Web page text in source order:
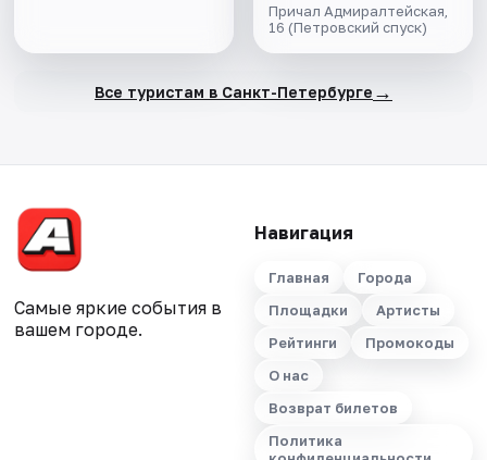
Причал Адмиралтейская,
16 (Петровский спуск)
Все туристам в Санкт-Петербурге →
Самые яркие события в
вашем городе.
Навигация
Главная
Города
Площадки
Артисты
Рейтинги
Промокоды
О нас
Возврат билетов
Политика